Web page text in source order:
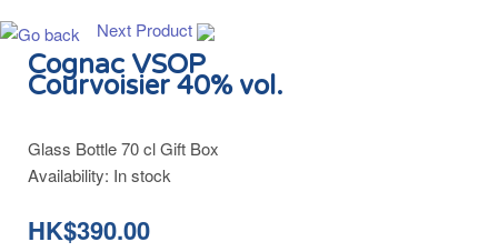
Next Product
Cognac VSOP
Courvoisier 40% vol.
Glass Bottle 70 cl Gift Box
Availability: In stock
HK$390.00